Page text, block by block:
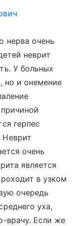
нерва очень
неврит
У больных
но и онемение
герпес
очень
является
в узком
очередь
уха,
врачу. Если же